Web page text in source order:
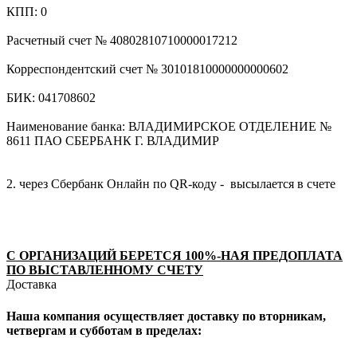
КПП: 0
Расчетный счет № 40802810710000017212
Корреспондентский счет № 30101810000000000602
БИК: 041708602
Наименование банка: ВЛАДИМИРСКОЕ ОТДЕЛЕНИЕ №
8611 ПАО СБЕРБАНК Г. ВЛАДИМИР
2. через Сбербанк Онлайн по QR-коду - высылается в счете
С ОРГАНИЗАЦИЙ БЕРЕТСЯ 100%-НАЯ ПРЕДОПЛАТА
ПО ВЫСТАВЛЕННОМУ СЧЕТУ
Доставка
Наша компания осуществляет доставку по вторникам,
четвергам и субботам в пределах: